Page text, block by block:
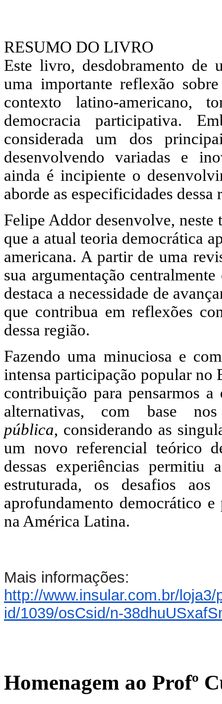
RESUMO DO LIVRO
Este livro, desdobramento de
uma importante reflexão
contexto latino-americano,
democracia participativa.
considerada um dos
desenvolvendo variadas e
ainda é incipiente o
aborde as especificidades dessa
Felipe Addor desenvolve, neste
que a atual teoria democrática
americana. A partir de uma
sua argumentação
destaca a necessidade de
que contribua em reflexões
dessa região.
Fazendo uma minuciosa e
intensa participação popular no
contribuição para pensarmos a
alternativas, com base
pública, considerando as
um novo referencial teórico
dessas experiências
estruturada, os desafios
aprofundamento democrático
na América Latina.
Mais informações:
http://www.insular.com.br/loja3/
id/1039/osCsid/n-
Homenagem ao Profº